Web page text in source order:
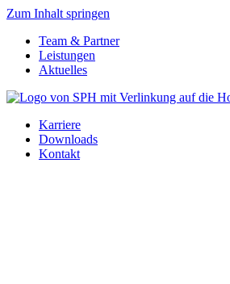
Zum Inhalt springen
Team & Partner
Leistungen
Aktuelles
Karriere
Downloads
Kontakt